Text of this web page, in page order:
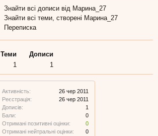
Активність:
26 чер 2011
Реєстрація:
26 чер 2011
Дописів:
1
Бали:
0
Отримані позитивні оцінки:
0
Отримані нейтральні оцінки:
0
Знайти всі дописи від Марина_27
Знайти всі теми, створені Марина_27
Переписка
Теми
Дописи
1 1